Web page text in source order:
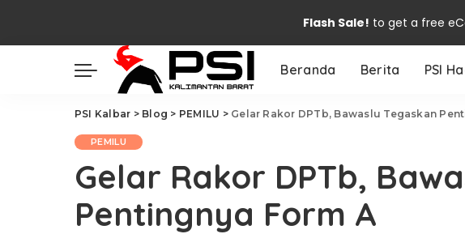
Flash Sale! to get a free
Beranda Berita PSI
PSI Kalbar > Blog > PEMILU > Gelar Rakor DPTb, Bawaslu Tegaskan
PEMILU
Gelar Rakor DPTb,
Pentingnya Form A